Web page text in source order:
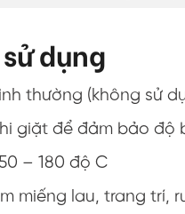
dụng
thường (không sử
giặt để đảm bảo độ
– 180 độ C
miếng lau, trang trí,